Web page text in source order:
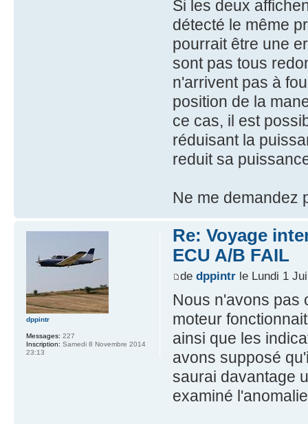
Si les deux
détecté le même
pourrait être une
sont pas tous
n'arrivent pas à
position de la
ce cas, il est
réduisant la
reduit sa
Ne me demandez
Re: Voyage
ECU A/B FAIL
de dppintrle Lundi 1
Nous n'avons pas
moteur
ainsi que les
avons supposé
saurai davantage
examiné
dppintr
Messages: 227
Inscription: Samedi 8 Novembre 2014
23:13